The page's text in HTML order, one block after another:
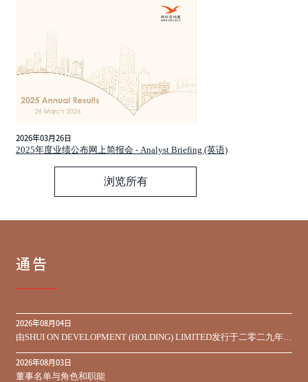
2026年03月26日
2025年度业绩公布网上简报会 - Analyst Briefing (英语)
浏览所有
通告
2026年08月04日
由SHUI ON DEVELOPMENT (HOLDING) LIMITED发行于二零二九年到
期之450,000,000美元9.75%优先票据之同意征求于届满期限前收到的
同意结果
2026年08月03日
董事名单与角色和职能